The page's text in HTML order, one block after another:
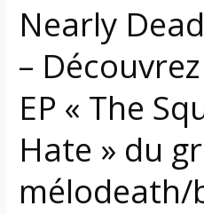
Nearly
–
EP « The
Hate » du
mélodeath/
of
du
groupe
mélodeath/black
metal
québécois